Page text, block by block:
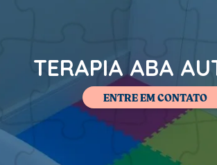
TERAPIA ABA
ENTRE EM CONTATO